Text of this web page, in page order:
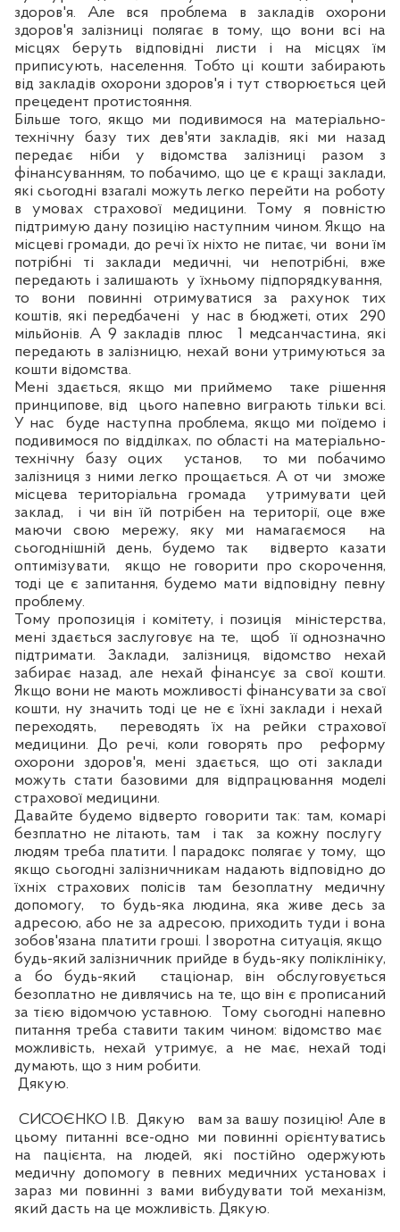
здоров'я. Але вся проблема в закладів охорони
здоров'я залізниці полягає в тому, що вони всі на
місцях беруть відповідні листи і на місцях їм
приписують, населення. Тобто ці кошти забирають
від закладів охорони здоров'я і тут створюється цей
прецедент протистояння.
Більше того, якщо ми подивимося на матеріально-
технічну базу тих дев'яти закладів, які ми назад
передає ніби у відомства залізниці разом з
фінансуванням, то побачимо, що це є кращі заклади,
які сьогодні взагалі можуть легко перейти на роботу
в умовах страхової медицини. Тому я повністю
підтримую дану позицію наступним чином. Якщо на
місцеві громади, до речі їх ніхто не питає, чи вони їм
потрібні ті заклади медичні, чи непотрібні, вже
передають і залишають у їхньому підпорядкування,
то вони повинні отримуватися за рахунок тих
коштів, які передбачені
у нас в бюджеті, отих
290
мільйонів. А 9 закладів плюс
1 медсанчастина, які
передають в залізницю, нехай вони утримуються за
кошти відомства.
Мені здається, якщо ми приймемо
таке рішення
принципове, від
цього напевно виграють тільки всі.
У нас
буде наступна проблема, якщо ми поїдемо і
подивимося по відділках, по області на матеріально-
технічну базу оцих
установ,
то ми побачимо
залізниця з ними легко прощається.А от чи
зможе
місцева територіальна громада
утримувати цей
заклад,
і чи він їй потрібен на території, оце вже
маючи свою мережу, яку ми намагаємося
на
сьогоднішній день, будемо так
відверто казати
оптимізувати,
якщо не говорити про скорочення,
тоді це є запитання, будемо мати відповідну певну
проблему.
Тому пропозиція і комітету, і позиція
міністерства,
мені здається заслуговує на те,
щоб
її однозначно
підтримати. Заклади, залізниця, відомство нехай
забирає назад, але нехай фінансує за свої кошти.
Якщо вони не мають можливості фінансувати за свої
кошти, ну значить тоді це не є їхні заклади і нехай
переходять,
переводять їх на рейки страхової
медицини. До речі, коли говорять про
реформу
охорони здоров'я, мені здається, що оті заклади
можуть стати базовими для відпрацювання моделі
страхової медицини.
Давайте будемо відверто говорити так: там, комарі
безплатно не літають, там
і так
за кожну послугу
людям треба платити. І парадокс полягає у тому,
що
якщо сьогодні залізничникам надають відповідно до
їхніх страхових полісів там безоплатну медичну
допомогу,
то будь-яка людина, яка живе десь за
адресою, або не за адресою, приходить туди і вона
зобов'язана платити гроші. І зворотна ситуація, якщо
будь-який залізничник прийде в будь-яку поліклініку,
а бо будь-який
стаціонар, він обслуговується
безоплатно не дивлячись на те, що він є прописаний
за тією відомчоюуставною.
Тому сьогодні напевно
питання треба ставити таким чином: відомство має
можливість, нехай утримує, а не має, нехай тоді
думають, що з ним робити.
Дякую.
СИСОЄНКО І.В. Дякую вам за вашу позицію! Але в
цьому питанні все-одно ми повинні орієнтуватись
на пацієнта, на людей, які постійно одержують
медичну допомогу в певних медичних установах і
зараз ми повинні з вами вибудувати той механізм,
який дасть на це можливість. Дякую.